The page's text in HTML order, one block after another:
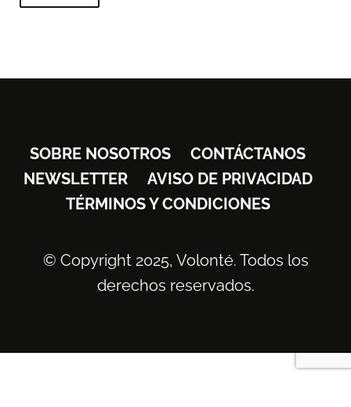
SOBRE NOSOTROS
CONTÁCTANOS
NEWSLETTER
AVISO DE PRIVACIDAD
TÉRMINOS Y CONDICIONES
© Copyright 2025, Volonté. Todos los
derechos reservados.